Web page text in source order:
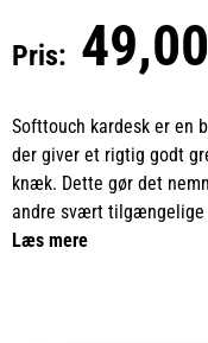
Pris:
Softtouch kardesk er en
der giver et rigtig godt
knæk. Dette gør det
andre svært tilgængelige
Læs mere